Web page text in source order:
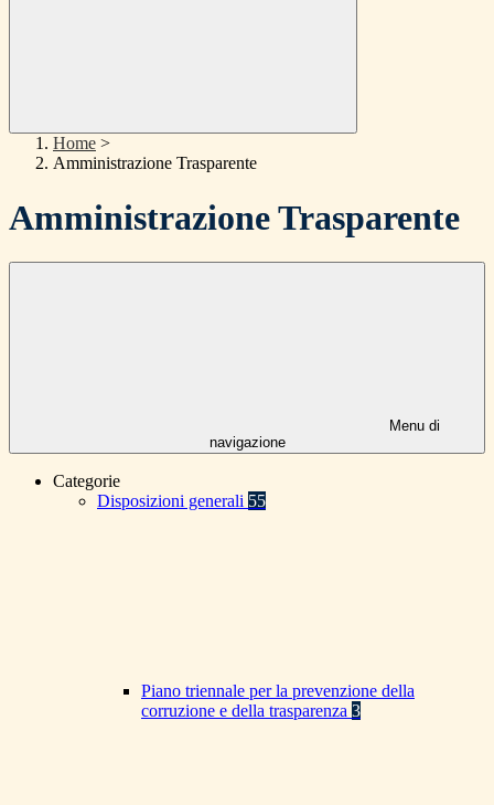
Home >
Amministrazione Trasparente
Amministrazione Trasparente
Menu di
navigazione
Categorie
Disposizioni generali 55
Piano triennale per la prevenzione della
corruzione e della trasparenza 3